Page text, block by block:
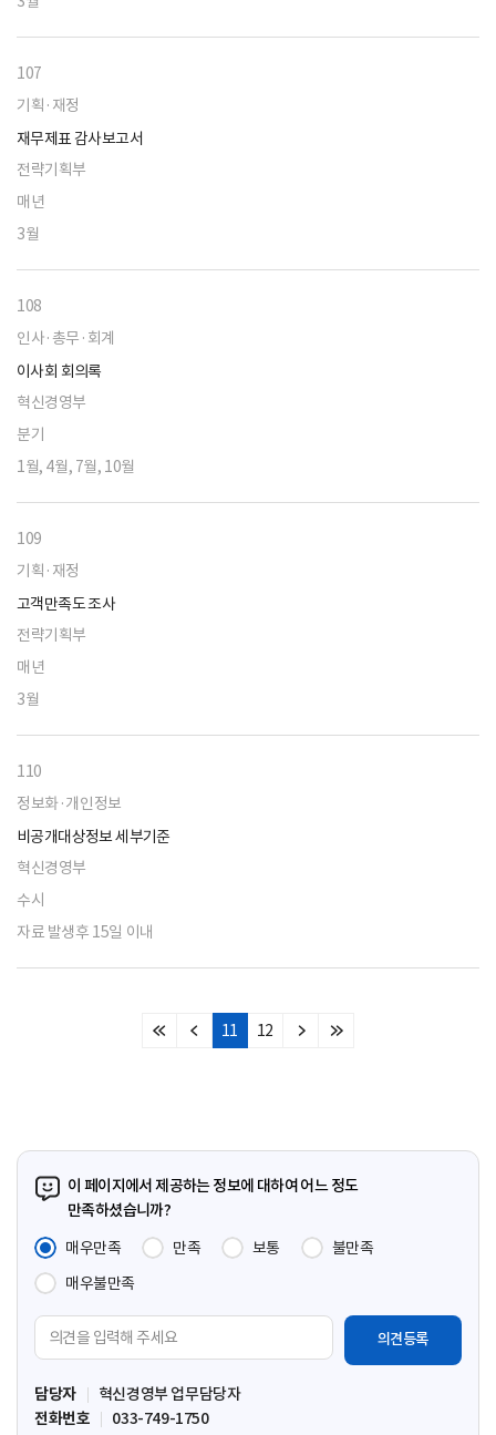
107
기획·재정
재무제표 감사보고서
전략기획부
매년
3월
108
인사·총무·회계
이사회 회의록
혁신경영부
분기
1월, 4월, 7월, 10월
109
기획·재정
고객만족도 조사
전략기획부
매년
3월
110
정보화·개인정보
비공개대상정보 세부기준
혁신경영부
수시
자료 발생후 15일 이내
처
이
11 12
다
마
이 페이지에서 제공하는 정보에 대하여 어느 정도
만족하셨습니까?
매우만족
만족 보통
불만족
매우불만족
견
입
력
담당자
혁신경영부 업무담당자
전화번호
033-749-1750